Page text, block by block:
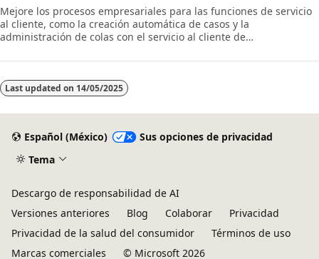
Mejore los procesos empresariales para las funciones de servicio
al cliente, como la creación automática de casos y la
administración de colas con el servicio al cliente de
Last updated on 14/05/2025
Español (México)
Sus opciones de privacidad
Tema
Descargo de responsabilidad de AI
Versiones anteriores
Blog Colaborar
Privacidad
Privacidad de la salud del consumidor
Términos de uso
Marcas comerciales
© Microsoft 2026